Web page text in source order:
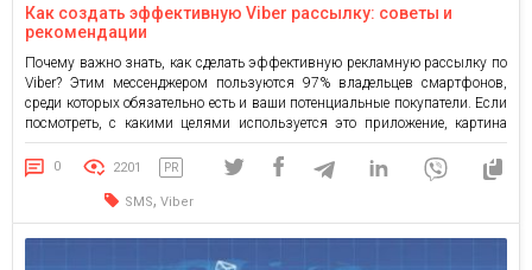
Как создать эффективную Viber рассылку: советы и
рекомендации
Почему важно знать, как сделать эффективную рекламную рассылку по
Viber? Этим мессенджером пользуются 97% владельцев смартфонов,
среди которых обязательно есть и ваши потенциальные покупатели. Если
посмотреть, с какими целями используется это приложение, картина
становится еще привлекательнее — здесь не только продуктивно
общаются, но и решают целый ряд ежедневных задач: участвуют в
0 2201 PR
SMS, Viber